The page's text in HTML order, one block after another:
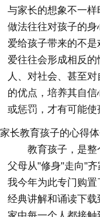
与家长的想象不一
做法往往对孩子的
爱给孩子带来的不
爱往往会形成相反
人、对社会、甚至
的优点，培养其自
或惩罚，才有可能使
家长教育孩子的心得
教育孩子，是
父母从"修身"走向"齐
我今年为此专门购
经典讲解和诵读下